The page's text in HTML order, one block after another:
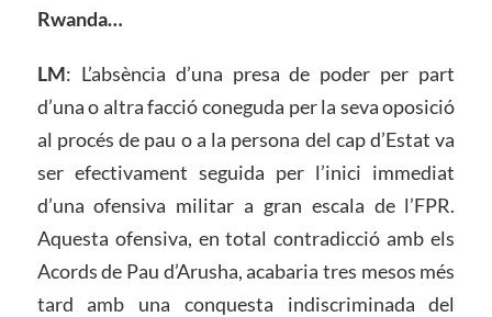
Rwanda…
LM: L’absència d’una presa de poder per part
d’una o altra facció coneguda per la seva oposició
al procés de pau o a la persona del cap d’Estat va
ser efectivament seguida per l’inici immediat
d’una ofensiva militar a gran escala de l’FPR.
Aquesta ofensiva, en total contradicció amb els
Acords de Pau d’Arusha, acabaria tres mesos més
tard amb una conquesta indiscriminada del